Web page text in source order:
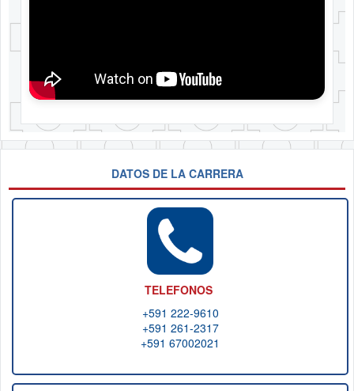
DATOS DE LA CARRERA
TELEFONOS
+591 222-9610
+591 261-2317
+591 67002021